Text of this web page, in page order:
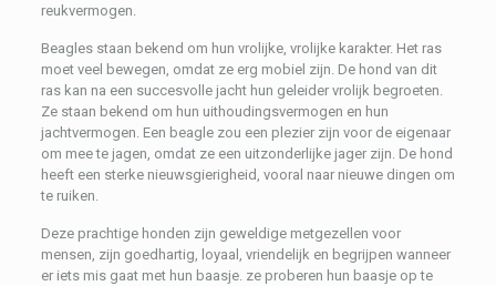
reukvermogen.
Beagles staan ​​bekend om hun vrolijke, vrolijke karakter. Het ras
moet veel bewegen, omdat ze erg mobiel zijn. De hond van dit
ras kan na een succesvolle jacht hun geleider vrolijk begroeten.
Ze staan bekend om hun uithoudingsvermogen en hun
jachtvermogen. Een beagle zou een plezier zijn voor de eigenaar
om mee te jagen, omdat ze een uitzonderlijke jager zijn. De hond
heeft een sterke nieuwsgierigheid, vooral naar nieuwe dingen om
te ruiken.
Deze prachtige honden zijn geweldige metgezellen voor
mensen, zijn goedhartig, loyaal, vriendelijk en begrijpen wanneer
er iets mis gaat met hun baasje. ze proberen hun baasje op te